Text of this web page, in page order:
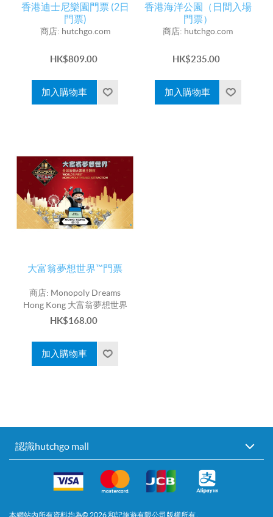
香港迪士尼樂園門票 (2日
門票)
商店: hutchgo.com
HK$809.00
香港海洋公園（日間入場
門票）
商店: hutchgo.com
HK$235.00
大富翁夢想世界™門票
商店: Monopoly Dreams
Hong Kong 大富翁夢想世界
HK$168.00
認識hutchgo mall
本網站內所有資料均為© 2026和記旅遊有限公司版權所有。